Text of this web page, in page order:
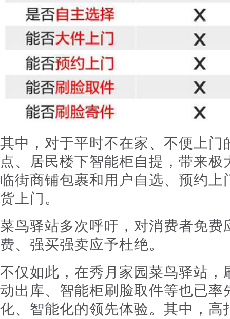
其中，对于平时不在家、不便上门
点、居民楼下智能柜自提，带来
临街商铺包裹和用户自选、预约
货上门。
菜鸟驿站多次呼吁，对消费者免
费、强买强卖应予杜绝。
不仅如此，在秀月家园菜鸟驿站
动出库、智能柜刷脸取件等也已率
化、智能化的领先体验。其中，